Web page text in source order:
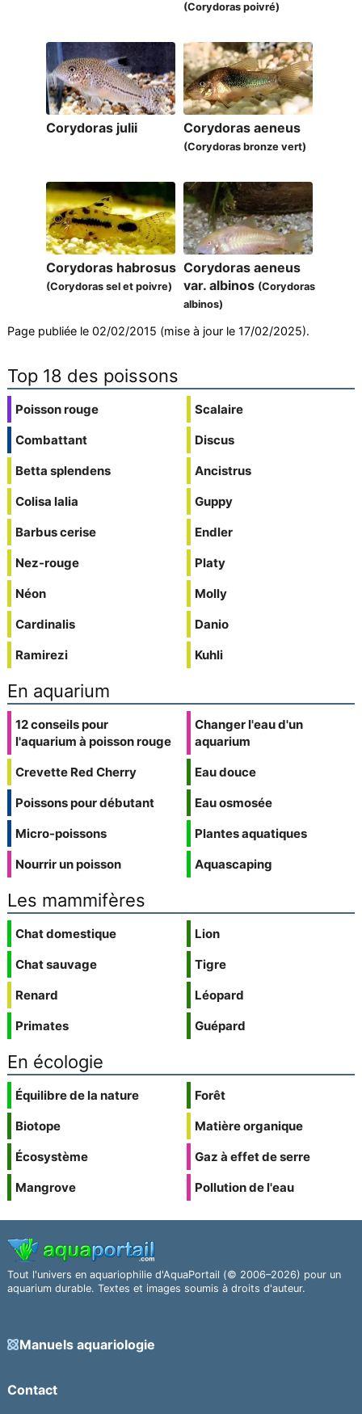
(Corydoras poivré)
Corydoras julii Corydoras aeneus
(Corydoras bronze vert)
Corydoras habrosus
(Corydoras sel et poivre)
Corydoras aeneus
var. albinos (Corydoras
albinos)
Page publiée le 02/02/2015 (mise à jour le 17/02/2025).
Top 18 des poissons
Poisson rouge
Combattant
Betta splendens
Colisa lalia
Barbus cerise
Nez-rouge
Néon
Cardinalis
Ramirezi
Scalaire
Discus
Ancistrus
Guppy
Endler
Platy
Molly
Danio
Kuhli
En aquarium
12 conseils pour
l'aquarium à poisson rouge
Crevette Red Cherry
Poissons pour débutant
Micro-poissons
Nourrir un poisson
Changer l'eau d'un
aquarium
Eau douce
Eau osmosée
Plantes aquatiques
Aquascaping
Les mammifères
Chat domestique
Chat sauvage
Renard
Primates
Lion
Tigre
Léopard
Guépard
En écologie
Équilibre de la nature
Biotope
Écosystème
Mangrove
Forêt
Matière organique
Gaz à effet de serre
Pollution de l'eau
Tout l'univers en aquariophilie d'AquaPortail (© 2006–2026) pour un
aquarium durable. Textes et images soumis à droits d'auteur.
Manuels aquariologie
Contact